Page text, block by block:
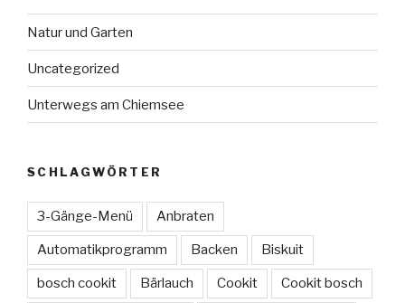
Natur und Garten
Uncategorized
Unterwegs am Chiemsee
SCHLAGWÖRTER
3-Gänge-Menü Anbraten
Automatikprogramm Backen Biskuit
bosch cookit Bärlauch Cookit Cookit bosch